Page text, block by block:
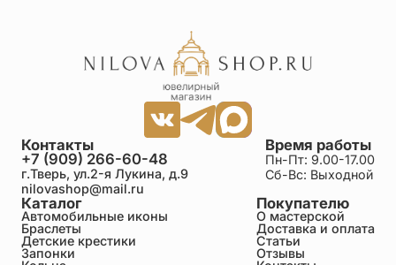
Каталог
Автомобильные иконы
Браслеты
Детские крестики
Запонки
Покупателю
О мастерской
Доставка и оплата
Статьи
Отзывы
Время работы
Пн-Пт: 9.00-17.00
Сб-Вс: Выходной
Контакты
+7 (909) 266-60-48
г.Тверь, ул.2-я Лукина, д.9
nilovashop@mail.ru